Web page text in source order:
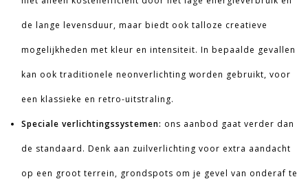
de lange levensduur, maar biedt ook talloze creatieve
mogelijkheden met kleur en intensiteit. In bepaalde gevallen
kan ook traditionele neonverlichting worden gebruikt, voor
een klassieke en retro-uitstraling.
Speciale verlichtingssystemen: ons aanbod gaat verder dan
de standaard. Denk aan zuilverlichting voor extra aandacht
op een groot terrein, grondspots om je gevel van onderaf te